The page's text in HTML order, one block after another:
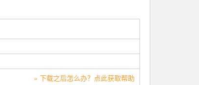
» 下载之后怎么办？点此获取帮助